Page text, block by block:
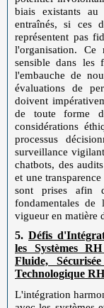
biais existants
entraînés, si ces
représentent pas
l'organisation. Ce
sensible dans les
l'embauche de
évaluations de
doivent
de toute forme
considérations
processus
surveillance
chatbots, des
et une
sont prises afin
fondamentales
vigueur en matière
5. Défis
les Systèmes
Fluide,
Technologique RH
L'intégration